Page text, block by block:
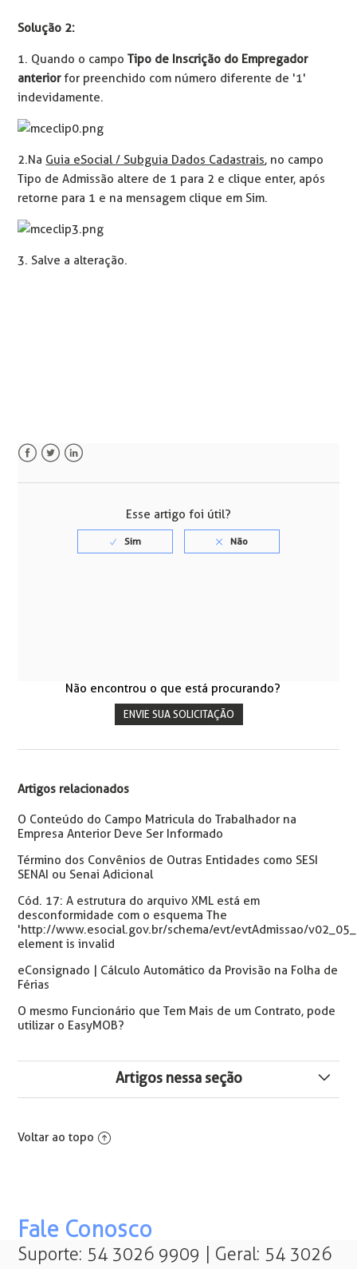
Solução 2:
1. Quando o campo Tipo de Inscrição do Empregador
anteriorfor preenchido com número diferente de '1'
indevidamente.
2. Na Guia eSocial / Subguia Dados Cadastrais, no campo
Tipo de Admissão altere de 1 para 2 e clique enter, após
retorne para 1 e na mensagem clique em Sim.
3. Salve a alteração.
Esse artigo foi útil?
Não encontrou o que está procurando?
ENVIE SUA SOLICITAÇÃO
Artigos relacionados
O Conteúdo do Campo Matricula do Trabalhador na
Empresa Anterior Deve Ser Informado
Término dos Convênios de Outras Entidades como SESI
SENAI ou Senai Adicional
Cód. 17: A estrutura do arquivo XML está em
desconformidade com o esquema The
'http://www.esocial.gov.br/schema/evt/evtAdmissao/
element is invalid
eConsignado | Cálculo Automático da Provisão na Folha de
Férias
O mesmo Funcionário que Tem Mais de um Contrato, pode
utilizar o EasyMOB?
Artigos nessa seção
do Trabalho O mês/ano da data de pagamento não
pode ser anterior ao mês/ano da competência dos
eConsignado: NOTIFICAÇÃO PARA SOLUÇÃO DE
PENDÊNCIAS – DEIXAR DE REALIZAR O RECOLHIMENTO
Voltar ao topo
Fale Conosco
Suporte: 54 3026 9909 | Geral: 54 3026